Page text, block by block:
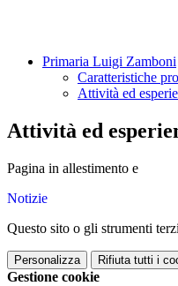
Primaria Luigi Zamboni
Caratteristiche
Attività ed
Attività ed
Pagina in allestimento e
Notizie
Questo sito o gli strumenti
Personalizza Rifiuta tutti i
Gestione cookie